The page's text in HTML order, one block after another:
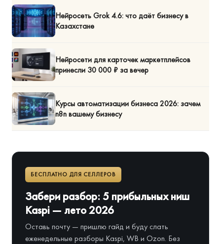
Нейросеть Grok 4.6: что даёт бизнесу в
Казахстане
Нейросети для карточек маркетплейсов
принесли 30 000 ₽ за вечер
Курсы автоматизации бизнеса 2026: зачем
n8n вашему бизнесу
БЕСПЛАТНО ДЛЯ СЕЛЛЕРОВ
Забери разбор: 5 прибыльных ниш
Kaspi — лето 2026
Оставь почту — пришлю гайд и буду слать
еженедельные разборы Kaspi, WB и Ozon. Без